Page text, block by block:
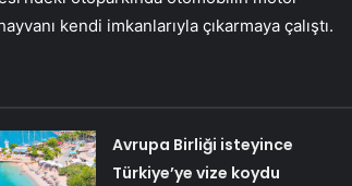
kendi imkanlarıyla çıkarmaya çalıştı.
Avrupa Birliği isteyince
Türkiye’ye vize koydu